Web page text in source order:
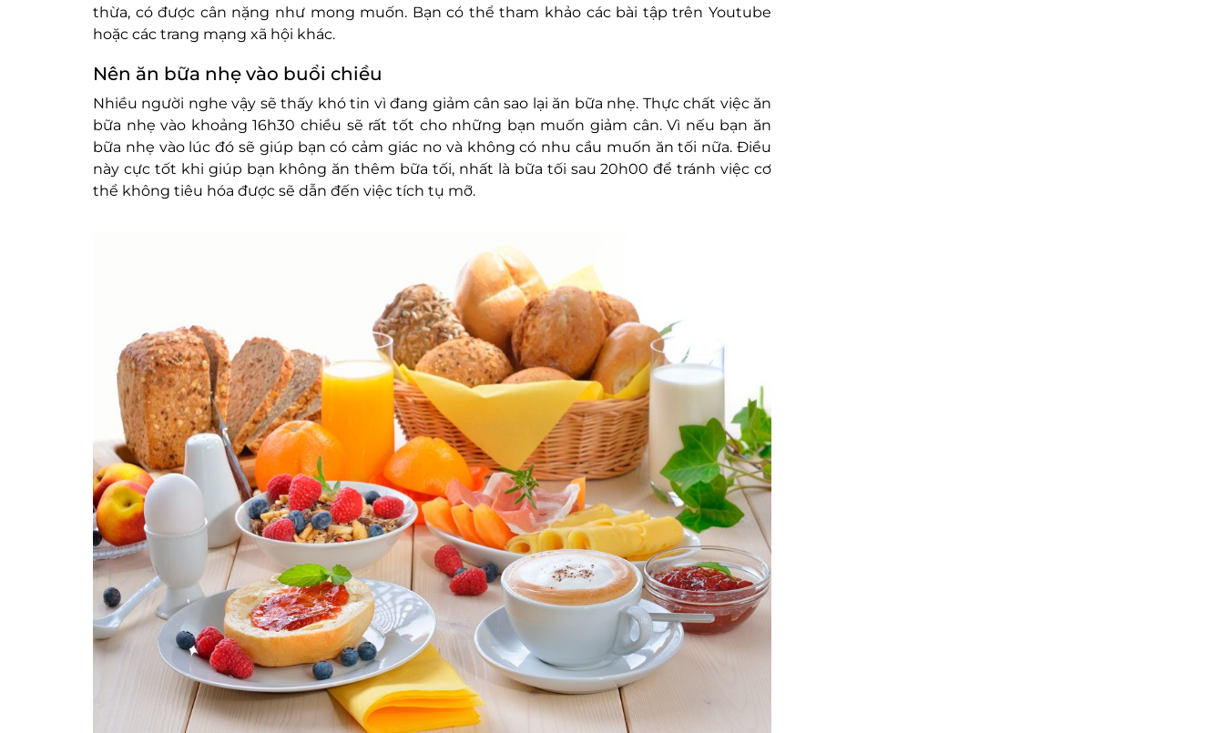
thừa, có được cân nặng như mong muốn. Bạn có thể tham khảo các bài tập trên Youtube
hoặc các trang mạng xã hội khác.
Nên ăn bữa nhẹ vào buổi chiều
Nhiều người nghe vậy sẽ thấy khó tin vì đang giảm cân sao lại ăn bữa nhẹ. Thực chất việc ăn
bữa nhẹ vào khoảng 16h30 chiều sẽ rất tốt cho những bạn muốn giảm cân. Vì nếu bạn ăn
bữa nhẹ vào lúc đó sẽ giúp bạn có cảm giác no và không có nhu cầu muốn ăn tối nữa. Điều
này cực tốt khi giúp bạn không ăn thêm bữa tối, nhất là bữa tối sau 20h00 để tránh việc cơ
thể không tiêu hóa được sẽ dẫn đến việc tích tụ mỡ.